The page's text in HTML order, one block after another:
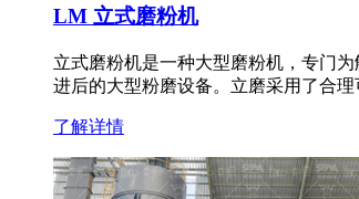
LM 立式磨粉机
立式磨粉机是一种大型磨粉机，专门
进后的大型粉磨设备。立磨采用了合
了解详情